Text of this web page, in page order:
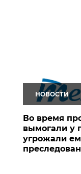
НОВОСТИ
Во время
вымогали у
угрожали